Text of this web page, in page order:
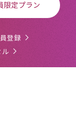
限定プラン
登録
ル